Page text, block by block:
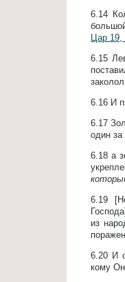
6.14
Цар 19,
6.15
6.16 И
6.17
один за
6.18 а
6.19
из
6.20 И
кому